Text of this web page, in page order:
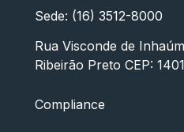
Sede: (16) 3512-8000
Rua Visconde de
Ribeirão Preto CEP:
Compliance